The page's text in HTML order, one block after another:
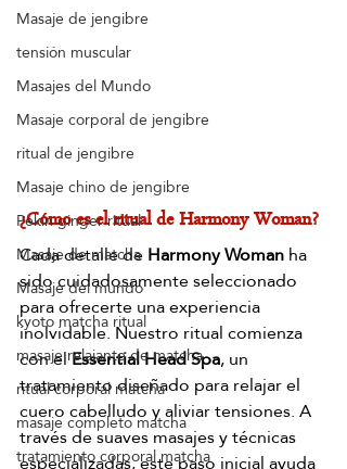
Masaje de jengibre
tensión muscular
Masajes del Mundo
Masaje corporal de jengibre
ritual de jengibre
Masaje chino de jengibre
Pekín ginger ritual
Masaje de matcha
Masaje del mundo
kyoto matcha ritual
masaje relajante de matcha
ritual corporal matcha
masaje completo matcha
tratamiento corporal matcha
¿Cómo es el ritual de Harmony Woman?
Cada detalle de Harmony Woman ha
sido cuidadosamente seleccionado
para ofrecerte una experiencia
inolvidable. Nuestro ritual comienza
con el Essential Head Spa, un
tratamiento diseñado para relajar el
cuero cabelludo y aliviar tensiones. A
través de suaves masajes y técnicas